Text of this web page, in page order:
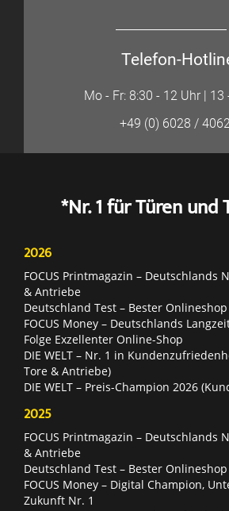
Telefon-
Mo - Fr: 8:30 - 12 Uhr | 13
+49 (0) 6028 /
*Nr. 1 für Türen und
2026
FOCUS Printmagazin – Deutschlands
& Antriebe
Deutschland Test – Bester
FOCUS Money – Deutschlands
Folge Exzellenter Online-Shop
DIE WELT – Nr. 1 in
Tore & Antriebe)
DIE WELT – Preis-Champion 2026
2025
FOCUS Printmagazin – Deutschlands
& Antriebe
Deutschland Test – Bester
FOCUS Money – Digital Champion,
Zukunft Nr. 1